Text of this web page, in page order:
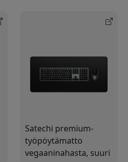
Satechi premium-
työpöytämatto
vegaaninahasta, suuri